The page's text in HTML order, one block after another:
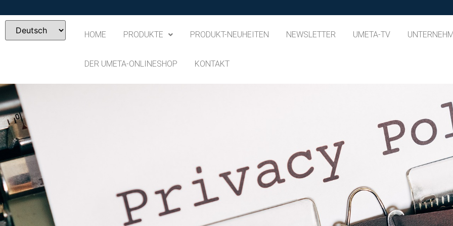
HOME PRODUKTE PRODUKT-NEUHEITEN NEWSLETTER UMETA-TV
DER UMETA-ONLINESHOP KONTAKT